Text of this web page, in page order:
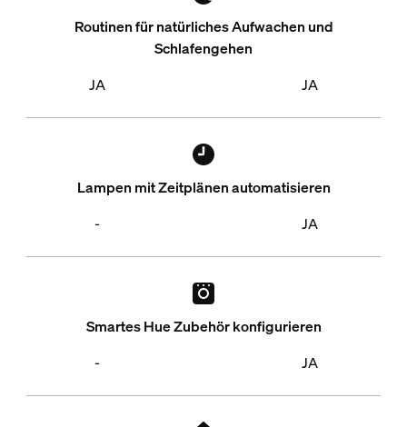
JA
Routinen für natürliches Aufwachen und
Schlafengehen
JA
-
Lampen mit Zeitplänen automatisieren
JA
-
Smartes Hue Zubehör konfigurieren
JA